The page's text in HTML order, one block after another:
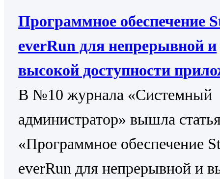
Программное обеспечение
everRun для непрерывной и
высокой доступности
В №10 журнала «Системный
администратор» вышла
«Программное обеспечение
everRun для непрерывной и